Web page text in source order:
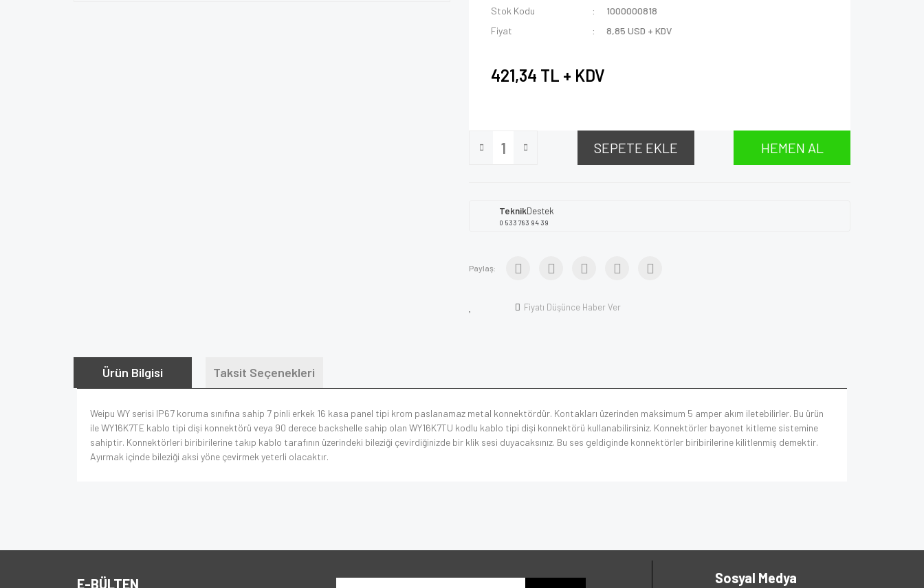
Stok Kodu
1000000818
Fiyat
8,85 USD + KDV
421,34 TL + KDV
SEPETE EKLE HEMEN AL
TeknikDestek
0 533 783 94 39
Paylaş:
Fiyatı Düşünce Haber Ver
Ürün Bilgisi Taksit Seçenekleri
Weipu WY serisi IP67 koruma sınıfına sahip 7 pinli erkek 16 kasa panel tipi krom paslanamaz metal konnektördür. Kontakları üzerinden maksimum 5 amper akım iletebilirler. Bu ürün
ile WY16K7TE kablo tipi dişi konnektörü veya 90 derece backshelle sahip olan WY16K7TU kodlu kablo tipi dişi konnektörü kullanabilirsiniz. Konnektörler bayonet kitleme sistemine
sahiptir. Konnektörleri biribirilerine takıp kablo tarafının üzerindeki bileziği çevirdiğinizde bir klik sesi duyacaksınız. Bu ses geldiginde konnektörler biribirilerine kilitlenmiş demektir.
Ayırmak içinde bileziği aksi yöne çevirmek yeterli olacaktır.
E-BÜLTEN Sosyal Medya